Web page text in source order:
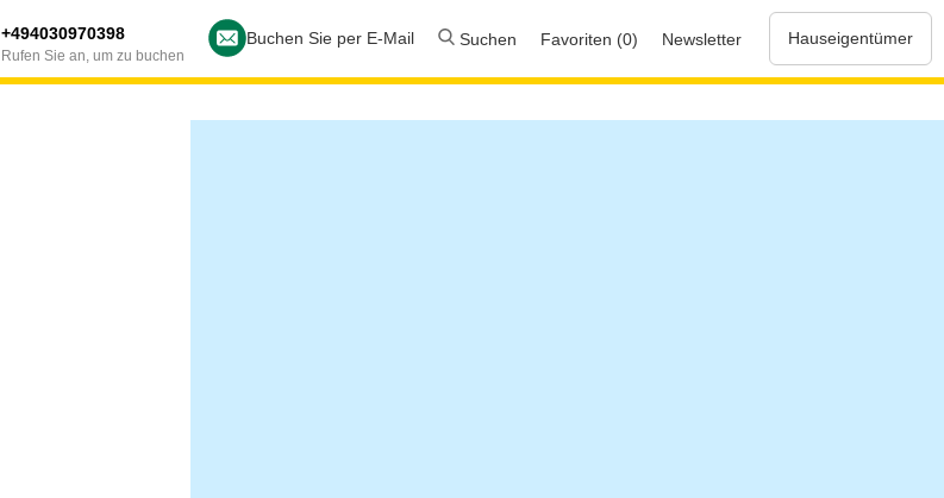
+494030970398
Rufen Sie an, um zu buchen
Buchen Sie per E-Mail Suchen Favoriten (0) Newsletter Hauseigentümer